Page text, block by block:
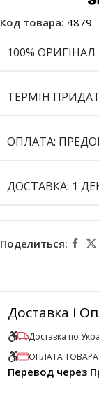
Код товара: 4879
100% ОРИГІНАЛ
ТЕРМІН
ОПЛАТА:
ДОСТАВКА: 1
Поделиться:
Доставка і
Доставка по
ОПЛАТА ТОВАРА:
Перевод через